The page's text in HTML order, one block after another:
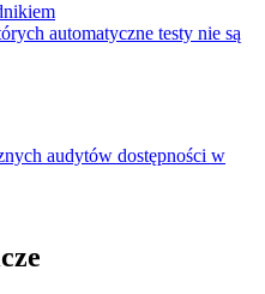
automatyczne testy nie są
audytów dostępności w